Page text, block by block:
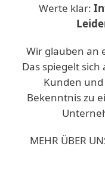
Werte klar:
Wir glauben an
Das spiegelt
Kunden
Bekenntnis zu
MEHR ÜBER